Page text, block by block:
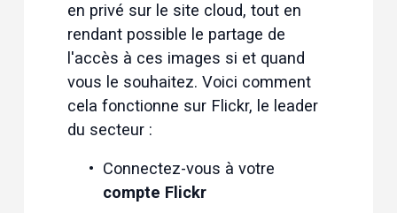
en privé sur le site cloud, tout en
rendant possible le partage de
l'accès à ces images si et quand
vous le souhaitez. Voici comment
cela fonctionne sur Flickr, le leader
du secteur :
compte Flickr